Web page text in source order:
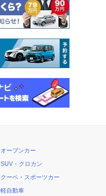
オープンカー
SUV・クロカン
クーペ・スポーツカー
軽自動車